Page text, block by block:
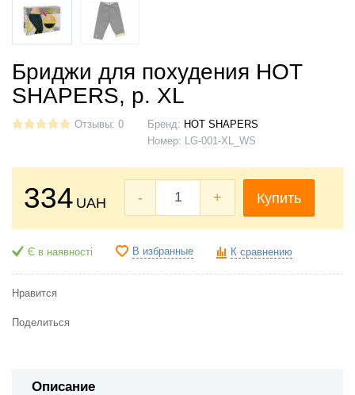
Бриджи для похудения HOT
SHAPERS, р. XL
Отзывы: 0 Бренд: HOT SHAPERS
Номер: LG-001-XL_WS
334 UAH - + Купить
Є в наявності В избранные К сравнению
Нравится
Поделиться
Описание